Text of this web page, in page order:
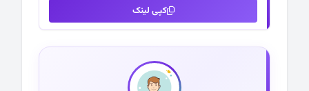
کپی لینک